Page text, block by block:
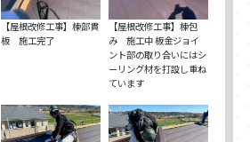
【屋根改修工事】棟部貫
板 施工完了
【屋根改修工事】棟包
み 施工中 板金ジョイ
ント部の取り合いにはシ
ーリング材を打設し重ね
ています